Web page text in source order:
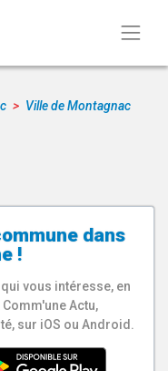
Ville de Montagnac
dans
!
vous intéresse, en
Actu,
sur iOS ou Android.